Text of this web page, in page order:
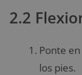
2.2
Ponte
los pies.